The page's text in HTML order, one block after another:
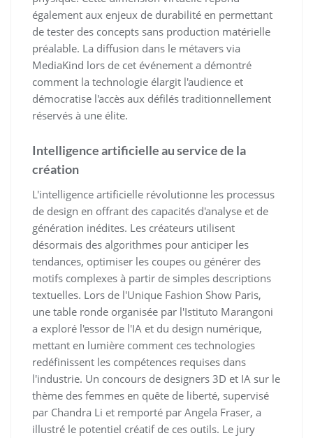
également aux enjeux de durabilité en permettant
de tester des concepts sans production matérielle
préalable. La diffusion dans le métavers via
MediaKind lors de cet événement a démontré
comment la technologie élargit l'audience et
démocratise l'accès aux défilés traditionnellement
réservés à une élite.
Intelligence artificielle au service de la
création
L'intelligence artificielle révolutionne les processus
de design en offrant des capacités d'analyse et de
génération inédites. Les créateurs utilisent
désormais des algorithmes pour anticiper les
tendances, optimiser les coupes ou générer des
motifs complexes à partir de simples descriptions
textuelles. Lors de l'Unique Fashion Show Paris,
une table ronde organisée par l'Istituto Marangoni
a exploré l'essor de l'IA et du design numérique,
mettant en lumière comment ces technologies
redéfinissent les compétences requises dans
l'industrie. Un concours de designers 3D et IA sur le
thème des femmes en quête de liberté, supervisé
par Chandra Li et remporté par Angela Fraser, a
illustré le potentiel créatif de ces outils. Le jury